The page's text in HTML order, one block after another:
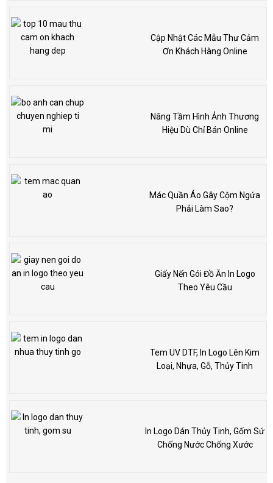
Cập Nhật Các Mẫu Thư Cảm
Ơn Khách Hàng Online
Nâng Tầm Hình Ảnh Thương
Hiệu Dù Chỉ Bán Online
Mác Quần Áo Gây Cộm Ngứa
Phải Làm Sao?
Giấy Nến Gói Đồ Ăn In Logo
Theo Yêu Cầu
Tem UV DTF, In Logo Lên Kim
Loại, Nhựa, Gỗ, Thủy Tinh
In Logo Dán Thủy Tinh, Gốm Sứ
Chống Nước Chống Xước